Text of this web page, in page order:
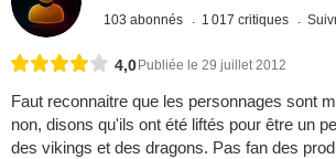
103 abonnés 1 017 critiques
4,0 Publiée le 29 juillet 2012
Faut reconnaitre que les personnages sont
non, disons qu'ils ont été liftés pour être un
des vikings et des dragons. Pas fan des